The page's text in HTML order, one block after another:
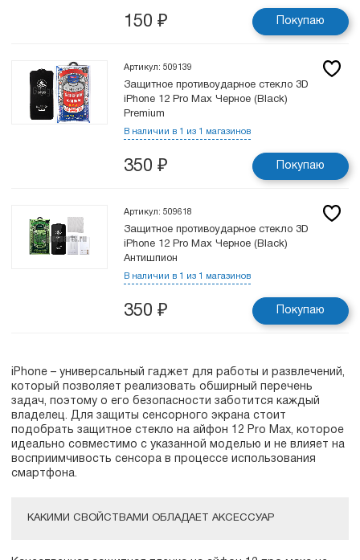
150 ₽ Покупаю
Артикул: 509139
Защитное противоударное стекло 3D
iPhone 12 Pro Max Черное (Black)
Premium
В наличии в 1 из 1 магазинов
350 ₽ Покупаю
Артикул: 509618
Защитное противоударное стекло 3D
iPhone 12 Pro Max Черное (Black)
Антишпион
В наличии в 1 из 1 магазинов
350 ₽ Покупаю
iPhone – универсальный гаджет для работы и развлечений,
который позволяет реализовать обширный перечень
задач, поэтому о его безопасности заботится каждый
владелец. Для защиты сенсорного экрана стоит
подобрать защитное стекло на айфон 12 Pro Max, которое
идеально совместимо с указанной моделью и не влияет на
восприимчивость сенсора в процессе использования
смартфона.
КАКИМИ СВОЙСТВАМИ ОБЛАДАЕТ АКСЕССУАР